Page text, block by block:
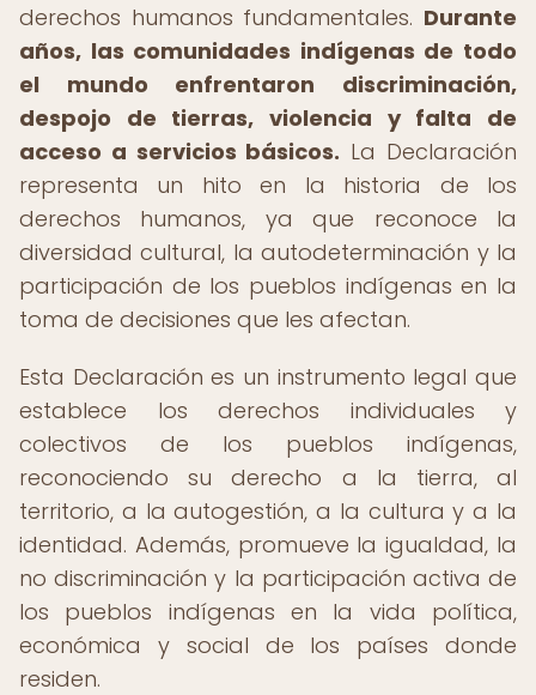
derechos humanos fundamentales. Durante
años, las comunidades indígenas de todo
el mundo enfrentaron discriminación,
despojo de tierras, violencia y falta de
acceso a servicios básicos. La Declaración
representa un hito en la historia de los
derechos humanos, ya que reconoce la
diversidad cultural, la autodeterminación y la
participación de los pueblos indígenas en la
toma de decisiones que les afectan.
Esta Declaración es un instrumento legal que
establece los derechos individuales y
colectivos de los pueblos indígenas,
reconociendo su derecho a la tierra, al
territorio, a la autogestión, a la cultura y a la
identidad. Además, promueve la igualdad, la
no discriminación y la participación activa de
los pueblos indígenas en la vida política,
económica y social de los países donde
residen.